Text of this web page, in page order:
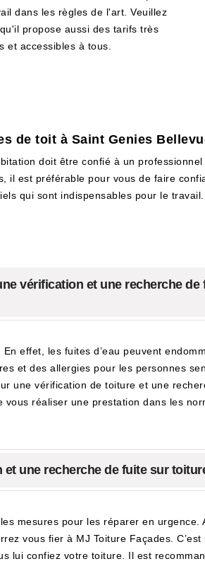
dans les règles de l'art. Veuillez
propose aussi des tarifs très
et accessibles à tous.
de toit à Saint Genies
doit être confié à un
est préférable pour vous de faire
qui sont indispensables pour le
vérification et une recherche
effet, les fuites d’eau peuvent
et des allergies pour les personnes
une vérification de toiture et une
réaliser une prestation dans les
une recherche de fuite sur
mesures pour les réparer en
vous fier à MJ Toiture Façades.
lui confiez votre toiture. Il est